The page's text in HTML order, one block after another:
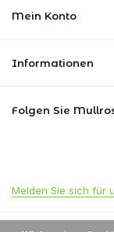
Mein Konto
Informationen
Folgen Sie
Melden Sie sich für